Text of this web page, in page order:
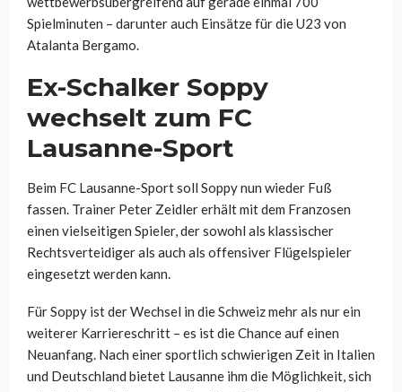
Spielminuten – darunter auch Einsätze für die U23 von
Atalanta Bergamo.
Ex-Schalker Soppy
wechselt zum FC
Lausanne-Sport
Beim FC Lausanne-Sport soll Soppy nun wieder Fuß
fassen. Trainer Peter Zeidler erhält mit dem Franzosen
einen vielseitigen Spieler, der sowohl als klassischer
Rechtsverteidiger als auch als offensiver Flügelspieler
eingesetzt werden kann.
Für Soppy ist der Wechsel in die Schweiz mehr als nur ein
weiterer Karriereschritt – es ist die Chance auf einen
Neuanfang. Nach einer sportlich schwierigen Zeit in Italien
und Deutschland bietet Lausanne ihm die Möglichkeit, sich